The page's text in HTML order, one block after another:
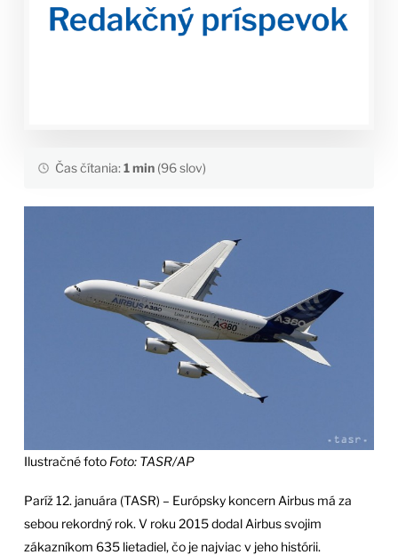
Čas čítania:1 min(96 slov)
Ilustračné foto Foto: TASR/AP
Paríž 12. januára (TASR) – Európsky koncern Airbus má za
sebou rekordný rok. V roku 2015 dodal Airbus svojim
zákazníkom 635 lietadiel, čo je najviac v jeho histórii.